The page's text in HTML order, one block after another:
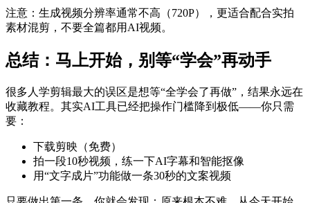
注意：生成视频分辨率通常不高（720P），更适合配合实拍
素材混剪，不要全篇都用AI视频。
总结：马上开始，别等“学会”再动手
很多人学剪辑最大的误区是想等“全学会了再做”，结果永远在
收藏教程。其实AI工具已经把操作门槛降到极低——你只需
要：
下载剪映（免费）
拍一段10秒视频，练一下AI字幕和智能抠像
用“文字成片”功能做一条30秒的文案视频